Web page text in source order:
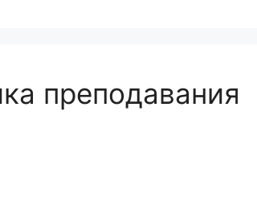
преподавания